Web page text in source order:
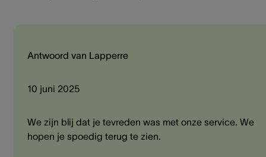
Antwoord van Lapperre
10 juni 2025
We zijn blij dat je tevreden was met onze service. We
hopen je spoedig terug te zien.